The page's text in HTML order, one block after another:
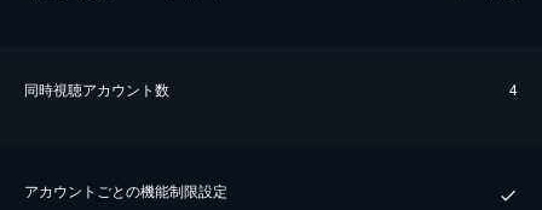
同時視聴アカウント数 4
アカウントごとの機能制限設定